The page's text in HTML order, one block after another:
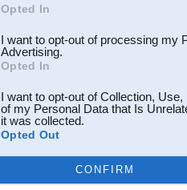
Opted In
I want to opt-out of processing my
Advertising.
Opted In
I want to opt-out of Collection,
of my Personal Data that Is
it was collected.
Opted Out
CONFIRM